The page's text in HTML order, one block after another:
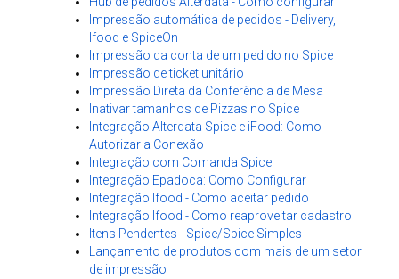
Impressão automática de pedidos - Delivery,
Ifood e SpiceOn
Impressão da conta de um pedido no Spice
Impressão de ticket unitário
Impressão Direta da Conferência de Mesa
Inativar tamanhos de Pizzas no Spice
Integração Alterdata Spice e iFood: Como
Autorizar a Conexão
Integração com Comanda Spice
Integração Epadoca: Como Configurar
Integração Ifood - Como aceitar pedido
Integração Ifood - Como reaproveitar cadastro
Itens Pendentes - Spice/Spice Simples
Lançamento de produtos com mais de um setor
de impressão